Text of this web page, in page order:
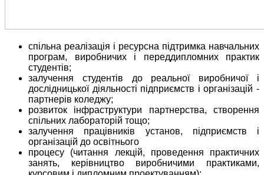
спільна реалізація і ресурсна підтримка навчальних
програм, виробничих і переддипломних практик
студентів;
залучення студентів до реальної виробничої і
дослідницької діяльності підприємств і організацій -
партнерів коледжу;
розвиток інфраструктури партнерства, створення
спільних лабораторій тощо;
залучення працівників установ, підприємств і
організацій до освітнього
процесу (читання лекцій, проведення практичних
занять, керівництво виробничими практиками,